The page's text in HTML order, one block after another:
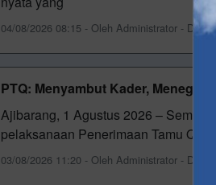
04/08/2026 08:15 - Oleh Administrator -
PTQ: Menyambut Kader,
Ajibarang, 1 Agustus 2026 –
pelaksanaan Penerimaan Tamu
03/08/2026 11:20 - Oleh Administrator -